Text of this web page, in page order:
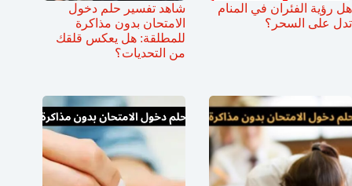
هل رؤية الفئران في المنام
تدل على السحر؟
شاهد تفسير حلم دخول
الامتحان بدون مذاكرة
للمطلقة: هل يعكس قلقك
من التحديات؟